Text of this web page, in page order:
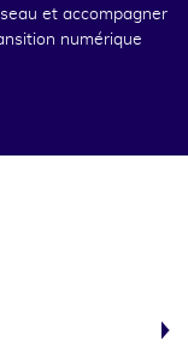
et accompagner
numérique